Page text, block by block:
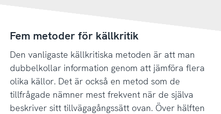
Fem metoder för källkritik
Den vanligaste källkritiska metoden är att man
dubbelkollar information genom att jämföra flera
olika källor. Det är också en metod som de
tillfrågade nämner mest frekvent när de själva
beskriver sitt tillvägagångssätt ovan. Över hälften